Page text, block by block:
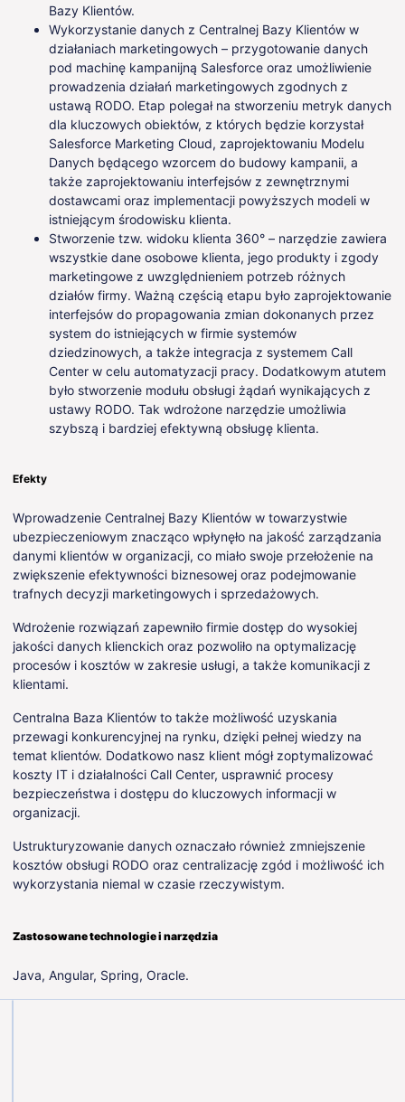
Bazy Klientów.
Wykorzystanie danych z Centralnej Bazy Klientów w
działaniach marketingowych – przygotowanie danych
pod machinę kampanijną Salesforce oraz umożliwienie
prowadzenia działań marketingowych zgodnych z
ustawą RODO. Etap polegał na stworzeniu metryk danych
dla kluczowych obiektów, z których będzie korzystał
Salesforce Marketing Cloud, zaprojektowaniu Modelu
Danych będącego wzorcem do budowy kampanii, a
także zaprojektowaniu interfejsów z zewnętrznymi
dostawcami oraz implementacji powyższych modeli w
istniejącym środowisku klienta.
Stworzenie tzw. widoku klienta 360° – narzędzie zawiera
wszystkie dane osobowe klienta, jego produkty i zgody
marketingowe z uwzględnieniem potrzeb różnych
działów firmy. Ważną częścią etapu było zaprojektowanie
interfejsów do propagowania zmian dokonanych przez
system do istniejących w firmie systemów
dziedzinowych, a także integracja z systemem Call
Center w celu automatyzacji pracy. Dodatkowym atutem
było stworzenie modułu obsługi żądań wynikających z
ustawy RODO. Tak wdrożone narzędzie umożliwia
szybszą i bardziej efektywną obsługę klienta.
Efekty
Wprowadzenie Centralnej Bazy Klientów w towarzystwie
ubezpieczeniowym znacząco wpłynęło na jakość zarządzania
danymi klientów w organizacji, co miało swoje przełożenie na
zwiększenie efektywności biznesowej oraz podejmowanie
trafnych decyzji marketingowych i sprzedażowych.
Wdrożenie rozwiązań zapewniło firmie dostęp do wysokiej
jakości danych klienckich oraz pozwoliło na optymalizację
procesów i kosztów w zakresie usługi, a także komunikacji z
klientami.
Centralna Baza Klientów to także możliwość uzyskania
przewagi konkurencyjnej na rynku, dzięki pełnej wiedzy na
temat klientów. Dodatkowo nasz klient mógł zoptymalizować
koszty IT i działalności Call Center, usprawnić procesy
bezpieczeństwa i dostępu do kluczowych informacji w
organizacji.
Ustrukturyzowanie danych oznaczało również zmniejszenie
kosztów obsługi RODO oraz centralizację zgód i możliwość ich
wykorzystania niemal w czasie rzeczywistym.
Zastosowane technologie i narzędzia
Java, Angular, Spring, Oracle.